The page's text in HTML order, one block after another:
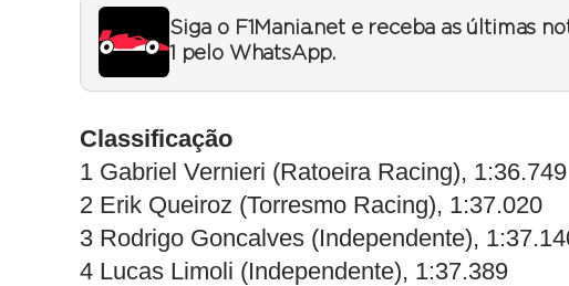
Siga o F1Mania.net e receba as últimas
1 pelo WhatsApp.
Classificação
1 Gabriel Vernieri (Ratoeira Racing), 1:36.749
2 Erik Queiroz (Torresmo Racing), 1:37.020
3 Rodrigo Goncalves (Independente),
4 Lucas Limoli (Independente), 1:37.389